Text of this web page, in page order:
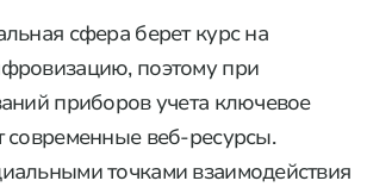
сфера берет курс на
поэтому при
приборов учета ключевое
современные веб-ресурсы.
точками взаимодействия